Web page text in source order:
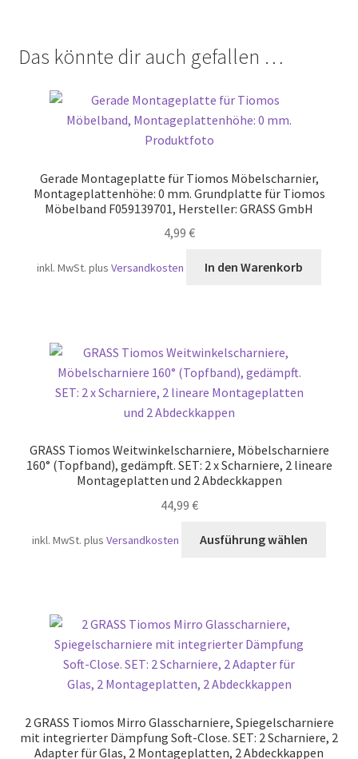
Das könnte dir auch gefallen …
Gerade Montageplatte für Tiomos Möbelscharnier,
Montageplattenhöhe: 0 mm. Grundplatte für Tiomos
Möbelband F059139701, Hersteller: GRASS GmbH
4,99 €
inkl. MwSt. plusVersandkosten In den Warenkorb
GRASS Tiomos Weitwinkelscharniere, Möbelscharniere
160° (Topfband), gedämpft. SET: 2 x Scharniere, 2 lineare
Montageplatten und 2 Abdeckkappen
44,99 €
inkl. MwSt. plusVersandkosten Ausführung wählen
der
2 GRASS Tiomos Mirro Glasscharniere, Spiegelscharniere
mit integrierter Dämpfung Soft-Close. SET: 2 Scharniere, 2
Adapter für Glas, 2 Montageplatten, 2 Abdeckkappen